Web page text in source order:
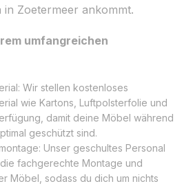
Zoetermeer ankommt.
umfangreichen
Wir stellen kostenloses
wie Kartons, Luftpolsterfolie und
damit deine Möbel während
geschützt sind.
Unser geschultes Personal
fachgerechte Montage und
Möbel, sodass du dich um nichts